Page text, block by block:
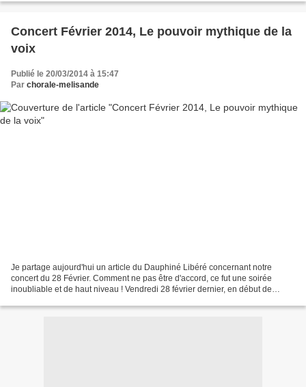
Concert Février 2014, Le pouvoir mythique de la
voix
Publié le 20/03/2014 à 15:47
Par chorale-melisande
Je partage aujourd'hui un article du Dauphiné Libéré concernant notre
concert du 28 Février. Comment ne pas être d'accord, ce fut une soirée
inoubliable et de haut niveau ! Vendredi 28 février dernier, en début de